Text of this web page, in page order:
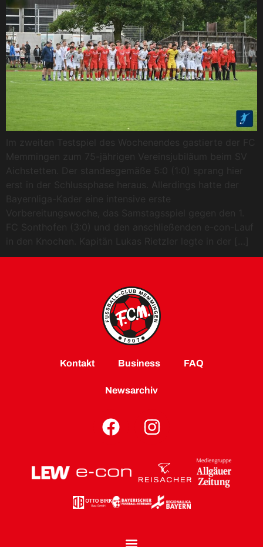
Im zweiten Testspiel des Wochenendes gastierte der FC
Memmingen zum 75-jährigen Vereinsjubiläum beim SV
Aichstetten. Der standesgemäße 5:0 (1:0) sprang hier
erst in der Schlussphase heraus. Allerdings hatte der
Bayernliga-Kader eine intensive erste
Vorbereitungswoche, das Samstagsspiel gegen den 1.
FC Sonthofen (3:0) und den anschließenden e-con-Lauf
in den Knochen. Kapitän Lukas Rietzler legte in der […]
Kontakt Business FAQ
Newsarchiv